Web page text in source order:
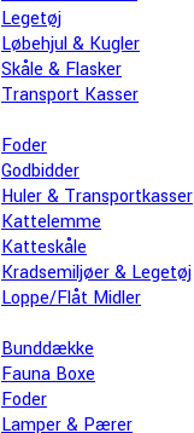
Legetøj
Løbehjul & Kugler
Skåle & Flasker
Transport Kasser
Foder
Godbidder
Huler & Transportkasser
Kattelemme
Katteskåle
Kradsemiljøer & Legetøj
Loppe/Flåt Midler
Bunddække
Fauna Boxe
Foder
Lamper & Pærer